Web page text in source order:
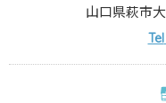
山口県萩市
Tel